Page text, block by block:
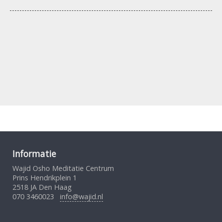
Informatie
Wajid Osho Meditatie Centrum
Prins Hendrikplein 1
2518 JA Den Haag
070 3460023 info@wajid.nl